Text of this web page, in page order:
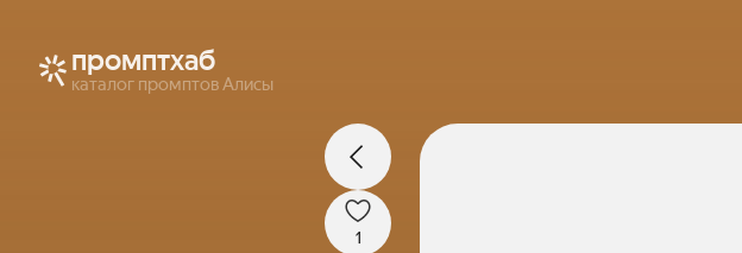
промптхаб
каталог промптов Алисы
1